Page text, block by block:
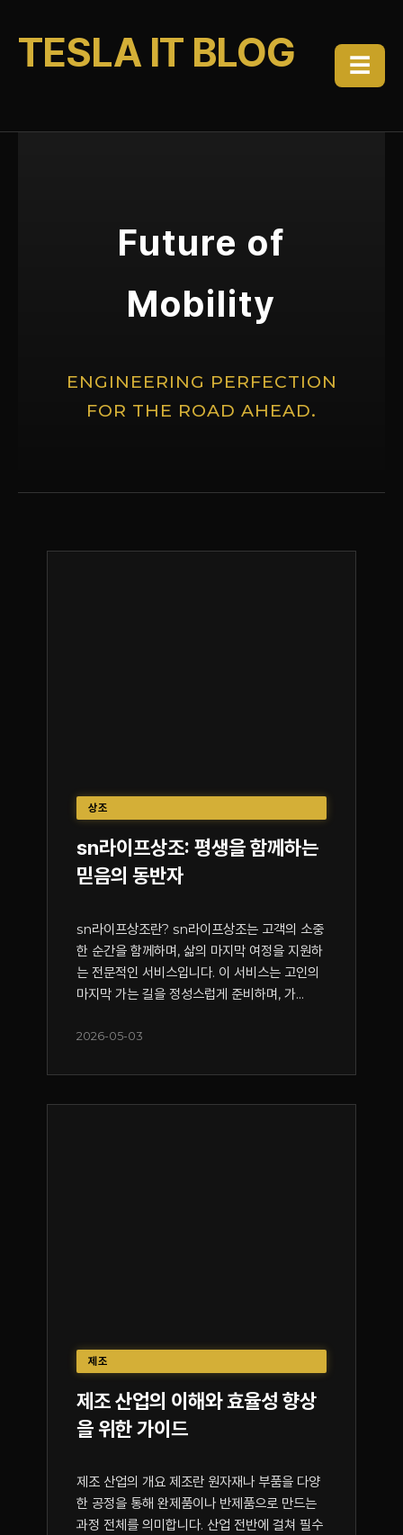
TESLA IT BLOG ☰
Future of
Mobility
ENGINEERING PERFECTION
FOR THE ROAD AHEAD.
상조
sn라이프상조: 평생을 함께하는
믿음의 동반자
sn라이프상조란? sn라이프상조는 고객의 소중
한 순간을 함께하며, 삶의 마지막 여정을 지원하
는 전문적인 서비스입니다. 이 서비스는 고인의
마지막 가는 길을 정성스럽게 준비하며, 가...
2026-05-03
제조
제조 산업의 이해와 효율성 향상
을 위한 가이드
제조 산업의 개요 제조란 원자재나 부품을 다양
한 공정을 통해 완제품이나 반제품으로 만드는
과정 전체를 의미합니다. 산업 전반에 걸쳐 필수